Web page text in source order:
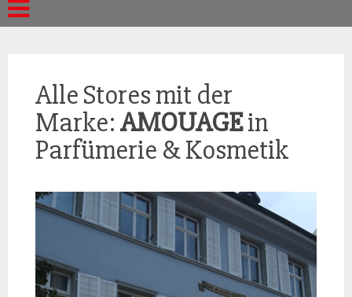
Alle Stores mit der
Marke:AMOUAGEin
Parfümerie & Kosmetik